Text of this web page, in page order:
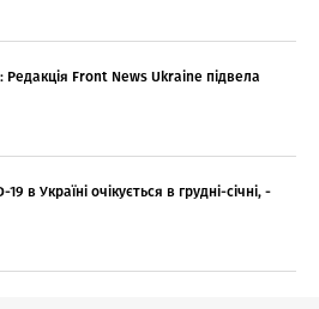
Редакція Front News Ukraine підвела
в Україні очікується в грудні-січні, -